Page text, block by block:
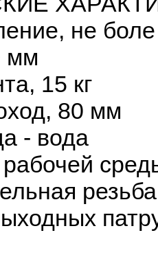
не
мм
15 кг
80 мм
- вода